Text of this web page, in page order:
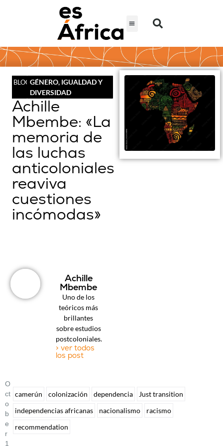
BLOGGÉNERO, IGUALDAD Y
DIVERSIDAD
Achille
Mbembe: «La
memoria de
las luchas
anticoloniales
reaviva
cuestiones
incómodas»
Achille
Mbembe
Uno de los
teóricos más
brillantes
sobre estudios
postcoloniales.
> ver todos
los post
O
Ct
O
B
E
R
1
camerún colonización dependencia
Just transition
independencias africanas
nacionalismo
racismo
recommendation